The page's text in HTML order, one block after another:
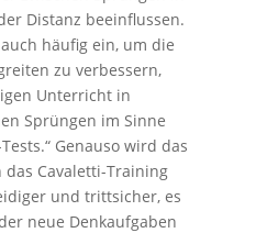
Distanz beeinflussen.
häufig ein, um die
zu verbessern,
Unterricht in
Sprüngen im Sinne
Genauso wird das
Cavaletti-Training
und trittsicher, es
neue Denkaufgaben